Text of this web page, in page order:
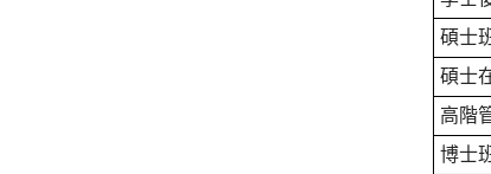
碩士
碩士
高階
博士